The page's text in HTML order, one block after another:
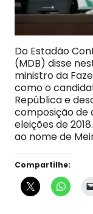
Do Estadão
(MDB) disse
ministro da
como o
República e
composição de
eleições de
ao nome de
Compartilhe: